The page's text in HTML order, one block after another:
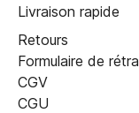
Livraison rapide
Retours
Formulaire de
CGV
CGU